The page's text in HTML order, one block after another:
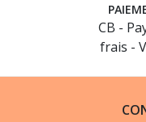
CB -
frais -